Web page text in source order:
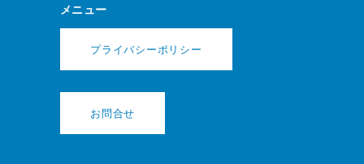
メニュー
プライバシーポリシー
お問合せ